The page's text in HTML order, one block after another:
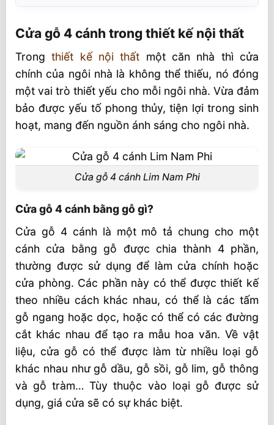
Cửa gỗ 4 cánh bằng gỗ gì?
Các mẫu cửa gỗ 4 cánh thông dụng
Giá cửa gỗ 4 cánh tại SHT
Kích thước Cửa chính 4 cánh lệch (2 cánh
lớn và 2 cánh nhỏ)
Một số mẫu cửa gỗ 4 cánh tại SHT
Cửa gỗ 4 cánh trong thiết kế nội thất
Trongthiết kế nội thất một căn nhà thì cửa
chính của ngôi nhà là không thể thiếu, nó đóng
một vai trò thiết yếu cho mỗi ngôi nhà. Vừa đảm
bảo được yếu tố phong thủy, tiện lợi trong sinh
hoạt, mang đến nguồn ánh sáng cho ngôi nhà.
Cửa gỗ 4 cánh Lim Nam Phi
Cửa gỗ 4 cánh bằng gỗ gì?
Cửa gỗ 4 cánh là một mô tả chung cho một
cánh cửa bằng gỗ được chia thành 4 phần,
thường được sử dụng để làm cửa chính hoặc
cửa phòng. Các phần này có thể được thiết kế
theo nhiều cách khác nhau, có thể là các tấm
gỗ ngang hoặc dọc, hoặc có thể có các đường
cắt khác nhau để tạo ra mẫu hoa văn. Về vật
liệu, cửa gỗ có thể được làm từ nhiều loại gỗ
khác nhau như gỗ dầu, gỗ sồi, gỗ lim, gỗ thông
và gỗ tràm… Tùy thuộc vào loại gỗ được sử
dụng, giá cửa sẽ có sự khác biệt.